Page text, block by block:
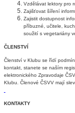
Vzdělávat lektory pro
Zajišťovat šíření
Zajistit dostupnost
příbuzné, učitele,
soužití s vegetariány
ČLENSTVÍ
Členství v Klubu se řídí
kontakt, stanete se naším
elektronického Zpravodaje
Klubu. Členové ČSVV mají
KONTAKTY